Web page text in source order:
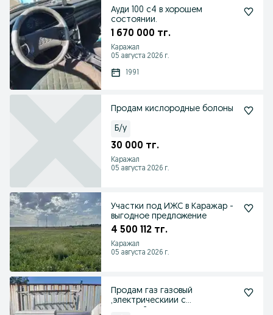
Ауди 100 с4 в хорошем
состоянии.
1 670 000 тг.
Каражал
05 августа 2026 г.
1991
Продам кислородные болоны
Б/у
30 000 тг.
Каражал
05 августа 2026 г.
Участки под ИЖС в Каражар -
выгодное предложение
4 500 112 тг.
Каражал
05 августа 2026 г.
Продам газ газовый
,электрическиии с